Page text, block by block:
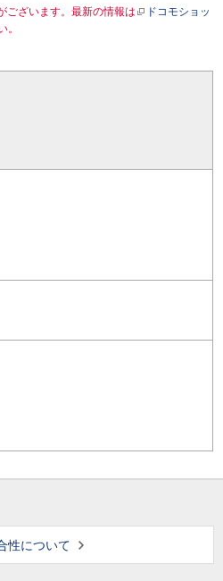
ございます。最新の情報は
ドコモショッ
。
性について